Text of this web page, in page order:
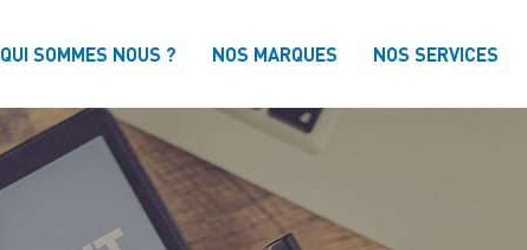
QUI SOMMES NOUS ? NOS MARQUES NOS SERVICES